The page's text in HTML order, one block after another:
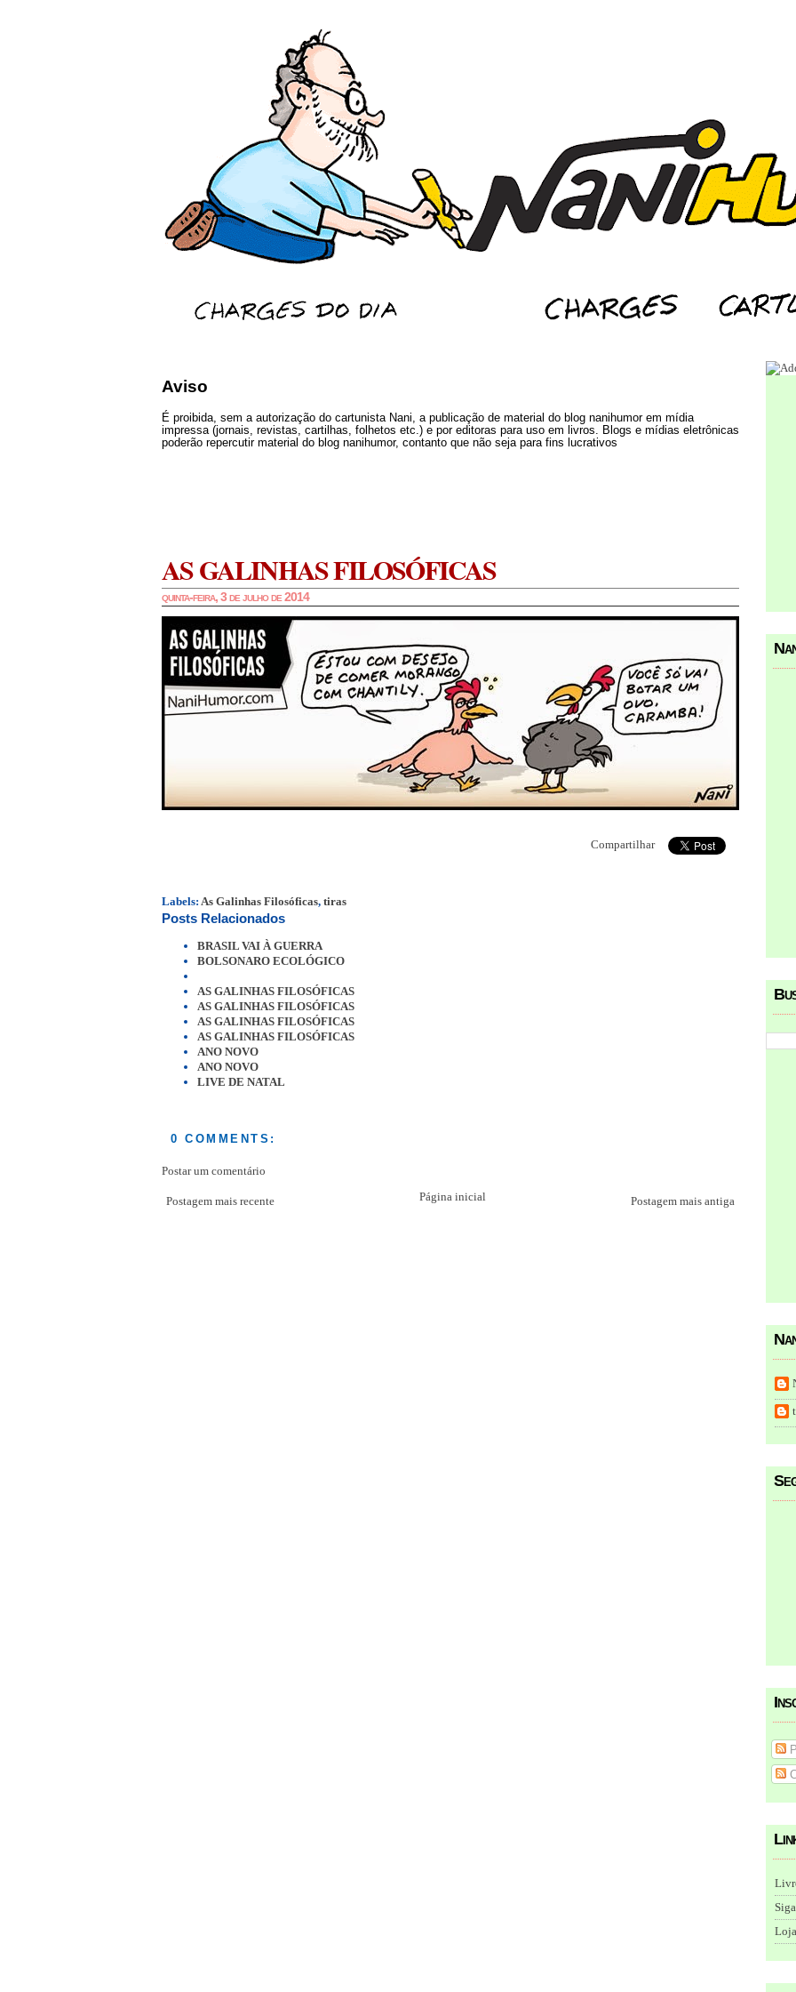
Aviso
É proibida, sem a autorização do cartunista Nani, a publicação de material do blog nanihumor em mídia
impressa (jornais, revistas, cartilhas, folhetos etc.) e por editoras para uso em livros. Blogs e mídias eletrônicas
poderão repercutir material do blog nanihumor, contanto que não seja para fins lucrativos
AS GALINHAS FILOSÓFICAS
quinta-feira, 3 de julho de 2014
Compartilhar
Labels: As Galinhas Filosóficas, tiras
Posts Relacionados
BRASIL VAI À GUERRA
BOLSONARO ECOLÓGICO
AS GALINHAS FILOSÓFICAS
AS GALINHAS FILOSÓFICAS
AS GALINHAS FILOSÓFICAS
AS GALINHAS FILOSÓFICAS
ANO NOVO
ANO NOVO
LIVE DE NATAL
0 COMMENTS:
Postar um comentário
Postagem mais recente Postagem mais antiga
Página inicial